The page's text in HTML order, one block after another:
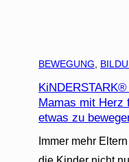
BEWEGUNG
Mamas mit Herz
etwas zu
Immer mehr